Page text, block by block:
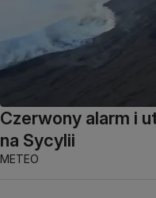
Czerwony alarm i
na Sycylii
METEO